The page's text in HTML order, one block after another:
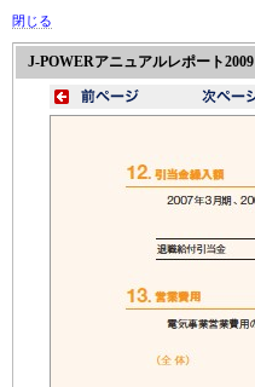
閉じる
J-POWERアニュアルレポート2009